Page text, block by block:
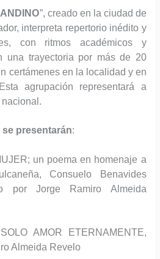
”, creado en la ciudad de
interpreta repertorio inédito y
con ritmos académicos y
una trayectoria por más de 20
certámenes en la localidad y en
Esta agrupación representará a
presentarán:
un poema en homenaje a
Consuelo Benavides
por Jorge Ramiro Almeida
AMOR ETERNAMENTE,
Almeida Revelo